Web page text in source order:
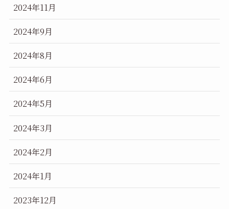
2024年11月
2024年9月
2024年8月
2024年6月
2024年5月
2024年3月
2024年2月
2024年1月
2023年12月